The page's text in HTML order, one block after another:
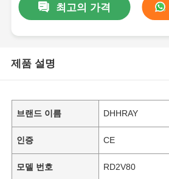
최고의 가격
제품 설명
브랜드 이름 DHHRAY
인증 CE
모델 번호 RD2V80